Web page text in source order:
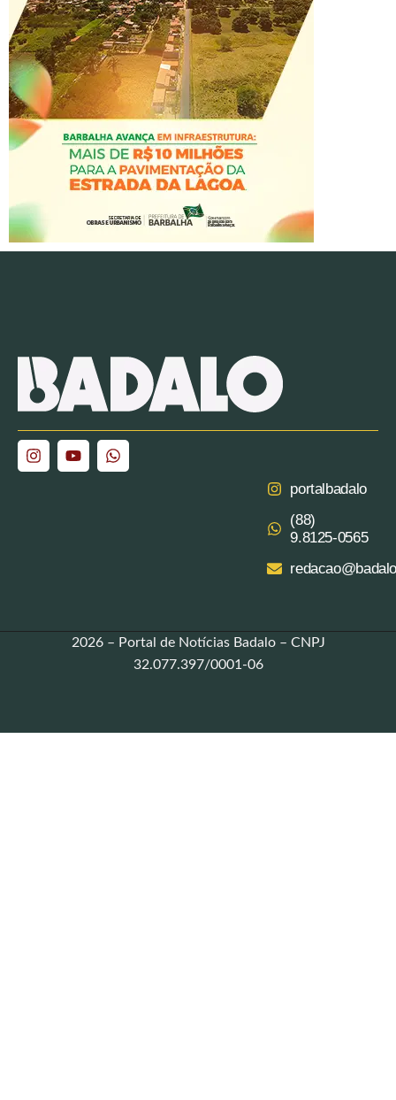
portalbadalo
(88)
9.8125‑0565‬
2026 – Portal de Notícias Badalo – CNPJ
32.077.397/0001-06